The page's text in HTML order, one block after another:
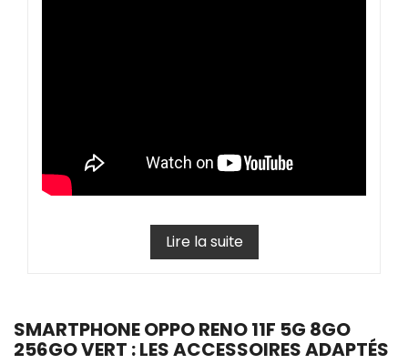
Lire la suite
SMARTPHONE OPPO RENO 11F 5G 8GO
256GO VERT : LES ACCESSOIRES ADAPTÉS